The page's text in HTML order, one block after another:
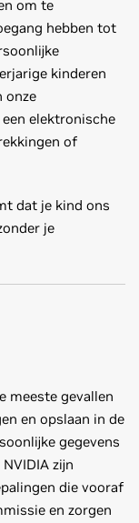
om te
hebben tot
kinderen
onze
elektronische
of
dat je kind ons
je
meeste gevallen
en opslaan in de
gegevens
zijn
die vooraf
en zorgen